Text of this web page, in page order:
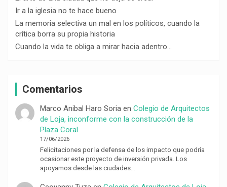
Ir a la iglesia no te hace bueno
La memoria selectiva un mal en los políticos, cuando la
crítica borra su propia historia
Cuando la vida te obliga a mirar hacia adentro…
Comentarios
Marco Anibal Haro Soriaen Colegio de Arquitectos
de Loja, inconforme con la construcción de la
Plaza Coral
17/06/2026
Felicitaciones por la defensa de los impacto que podría
ocasionar este proyecto de inversión privada. Los
apoyamos desde las ciudades…